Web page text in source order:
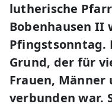
lutherische
Bobenhausen II
Pfingstsonntag.
Grund, der für
Frauen,
verbunden war.